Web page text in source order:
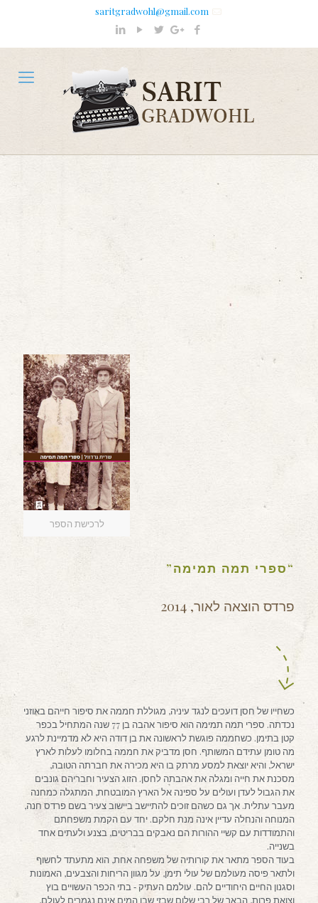
saritgradwohl@gmail.com
לרכישת הספר
“ספרי תמה תמימה”
פרדס הוצאה לאור, 2014
כשחייו של חסן דועכים לנגד עיניה, מגוללת חממה את סיפור חייהם באוזני
נכדתה. ספרי תמה תמימה הוא סיפור אהבה בן 77 שנה המתחיל בכפר
קטן בתימן. כשחממה פוגשת לראשונה את בן דודה היא לא מדמיינת לרגע
מה טומן עתידם המשותף. חסן מדביק את חממה בחלומו לעלות לארץ
ישראל, והיא יוצאת למסע מרתק בו היא מכירה את חברתה הטובה,
מסכנת את חייה ומגלה את אהבתה לחסן. הזוג הצעיר וחבריהם גונבים
את הגבול לעדן ועולים על ספינה אל הארץ המובטחת, המתגלה כמחנה
מעבר עתלית. אך גם כשהם זוכים להתיישב ביישוב צעיר בשם פרדס חנה,
המנוחה והנחלה עדיין אינה מנת חלקם. יחד עם הקמת משפחתם
והתמודדות עם קשיי ההורות הם נאבקים בבריטים, בצנע ולעתים אחד
בשנייה.
בעוד הספר מתאר את קורותיה של משפחה אחת, הוא מתעתד לחשוף
ולתאר פיסה מעולמם של עולי תימן, על מגוון הריחות והצבעים, האמונות
וסגנון החיים היחודיים להם. עולמם העתיק ‐ בתי הכפר העשויים בוץ
וצואת פרות, הבאר של רבי שלום שבזי שבו המים אינם נגמרים לעולם,